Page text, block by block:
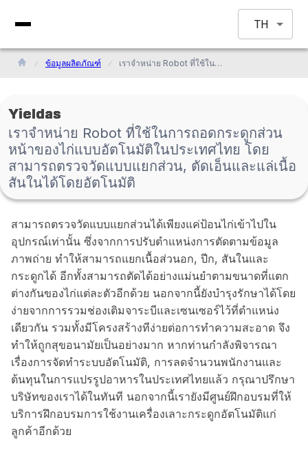
TH
ข้อมูลผลิตภัณฑ์ เราจำหน่าย Robot ที่ใช้ในการถอดกระดูกส่วนหน้าของไก่แบบอัตโนมัติในประเทศไทย โดยสามารถตรวจวัดแบบแยกส่วน, ตัดเอ็นและแล่เนื้อสันในได้โดยอัตโนมัติ
Yieldas
เราจำหน่าย Robot ที่ใช้ในการถอดกระดูกส่วน
หน้าของไก่แบบอัตโนมัติในประเทศไทย โดย
สามารถตรวจวัดแบบแยกส่วน, ตัดเอ็นและแล่เนื้อ
สันในได้โดยอัตโนมัติ
สามารถตรวจวัดแบบแยกส่วนได้เพียงแค่ป้อนไก่เข้าไปใน
อุปกรณ์เท่านั้น ซึ่งจากการปรับตำแหน่งการตัดตามข้อมูล
ภาพถ่าย ทำให้สามารถแยกเนื้อส่วนอก, ปีก, สันในและ
กระดูกได้ อีกทั้งสามารถตัดได้อย่างแม่นยำตามขนาดที่แตก
ต่างกันของไก่แต่ละตัวอีกด้วย นอกจากนี้ยังบำรุงรักษาได้โดย
ง่ายจากการรวมช่องเติมจาระบีและเซนเซอร์ไว้ที่ตำแหน่ง
เดียวกัน รวมทั้งมีโครงสร้างทีง่ายต่อการทำความสะอาด จึง
ทำให้ถูกสุขอนามัยเป็นอย่างมาก หากท่านกำลังพิจารณา
เรื่องการจัดทำระบบอัตโนมัติ, การลดจำนวนพนักงานและ
ต้นทุนในการแปรรูปอาหารในประเทศไทยแล้ว กรุณาปรึกษา
บริษัทของเราได้ในทันที นอกจากนี้เรายังมีศูนย์ฝึกอบรมที่ให้
บริการฝึกอบรมการใช้งานเครื่องเลาะกระดูกอัตโนมัติแก่
ลูกค้าอีกด้วย